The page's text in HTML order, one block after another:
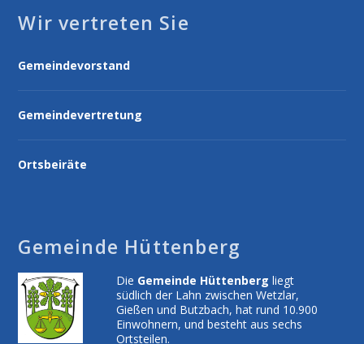
Wir vertreten Sie
Gemeindevorstand
Gemeindevertretung
Ortsbeiräte
Gemeinde Hüttenberg
Die Gemeinde Hüttenberg liegt
südlich der Lahn zwischen Wetzlar,
Gießen und Butzbach, hat rund 10.900
Einwohnern, und besteht aus sechs
Ortsteilen.